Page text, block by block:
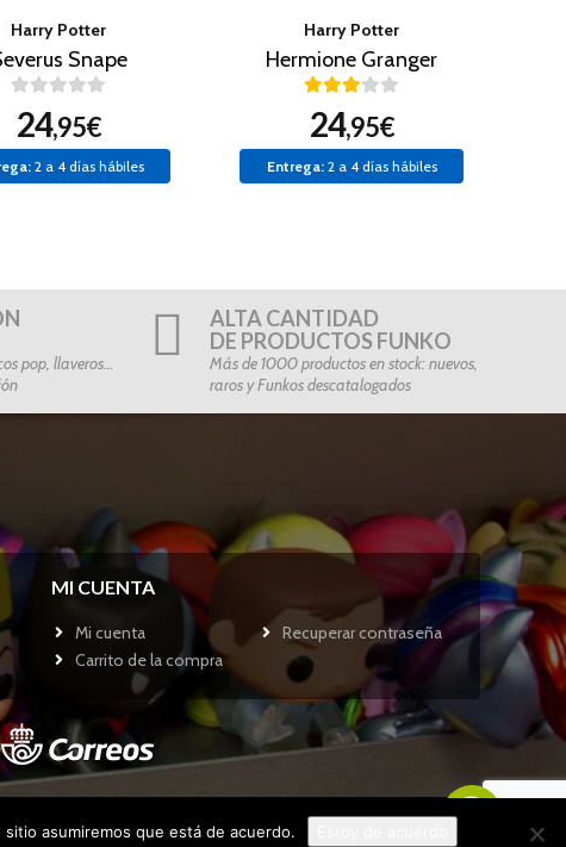
Harry Potter
Snape
24,95€
2 a 4 días hábiles
Harry Potter
Hermione Granger
24,95€
Entrega:2 a 4 días hábiles
pop, llaveros…
ALTA CANTIDAD
DE PRODUCTOS FUNKO
Más de 1000 productos en stock: nuevos,
raros y Funkos descatalogados
MI CUENTA
Mi cuenta
Recuperar contraseña
Carrito de la compra
asumiremos que está de acuerdo.